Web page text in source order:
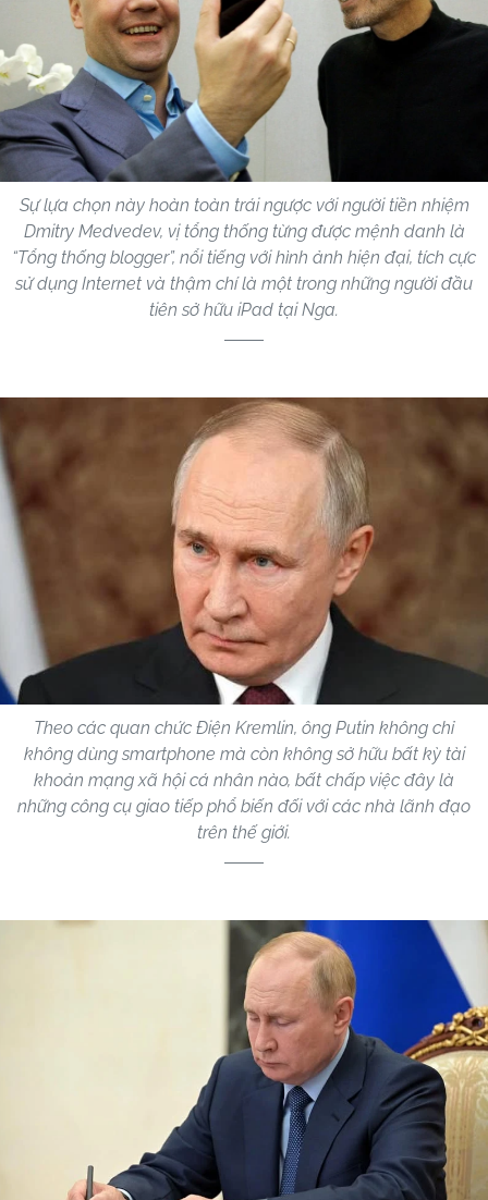
Sự lựa chọn này hoàn toàn trái ngược với người tiền nhiệm
Dmitry Medvedev, vị tổng thống từng được mệnh danh là
“Tổng thống blogger”, nổi tiếng với hình ảnh hiện đại, tích cực
sử dụng Internet và thậm chí là một trong những người đầu
tiên sở hữu iPad tại Nga.
Theo các quan chức Điện Kremlin, ông Putin không chỉ
không dùng smartphone mà còn không sở hữu bất kỳ tài
khoản mạng xã hội cá nhân nào, bất chấp việc đây là
những công cụ giao tiếp phổ biến đối với các nhà lãnh đạo
trên thế giới.